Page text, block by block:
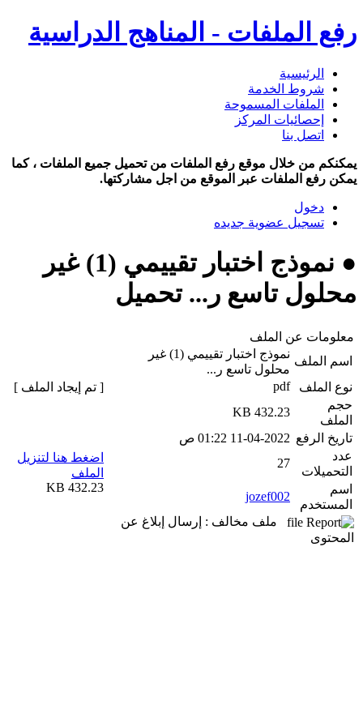
رفع الملفات - المناهج الدراسية
الرئيسية
شروط الخدمة
الملفات المسموحة
إحصائيات المركز
اتصل بنا
يمكنكم من خلال موقع رفع الملفات من تحميل جميع الملفات ، كما
يمكن رفع الملفات عبر الموقع من اجل مشاركتها.
دخول
تسجيل عضوية جديده
● نموذج اختبار تقييمي (1) غير
محلول تاسع ر... تحميل
معلومات عن الملف
اسم الملف
نموذج اختبار تقييمي (1) غير
محلول تاسع ر...
نوع الملف
pdf
حجم
الملف
432.23 KB
تاريخ الرفع 11-04-2022 01:22 ص
عدد
التحميلات
27
اسم
المستخدم
jozef002
ملف مخالف : إرسال إبلاغ عن
المحتوى
[ تم إيجاد الملف ]
اضغط هنا لتنزيل
الملف
432.23 KB